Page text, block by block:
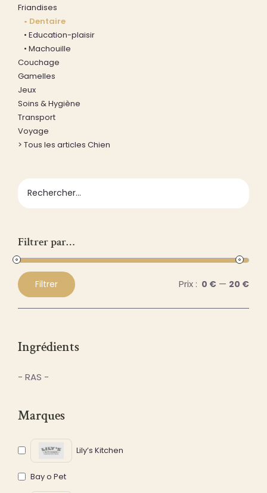
Friandises
• Dentaire
• Education-plaisir
• Machouille
Couchage
Gamelles
Jeux
Soins & Hygiène
Transport
Voyage
> Tous les articles Chien
Filtrer par…
Prix
min
Prix
max
Filtrer Prix : 0 € — 20 €
Ingrédients
- RAS -
Marques
Lily’s Kitchen
Bay o Pet